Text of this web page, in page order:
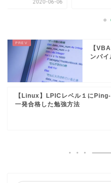
2020-06-06
【
ンパイ
【Linux】LPICレベル１に
一発合格した勉強方法